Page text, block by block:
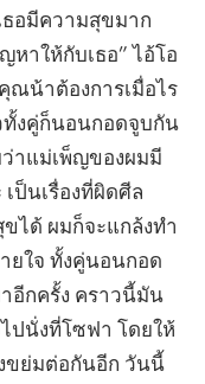
ธอมีความสุขมาก
าให้กับเธอ” ไอ้โอ
ณน้าต้องการเมื่อไร
ทั้งคู่ก็นอนกอดจูบกัน
าแม่เพ็ญของผมมี
ป็นเรื่องที่ผิดศีล
ได้ ผมก็จะแกล้งทำ
ยใจ ทั้งคู่นอนกอด
อีกครั้ง คราวนี้มัน
ปนั่งที่โซฟา โดยให้
ขย่มต่อกันอีก วันนี้